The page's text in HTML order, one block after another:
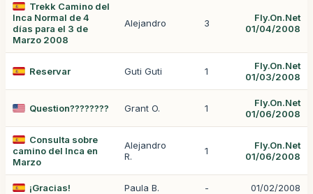
Trekk Camino del
Inca Normal de 4
días para el 3 de
Marzo 2008
Alejandro 3
Fly.On.Net
01/04/2008
Reservar Guti Guti 1
Fly.On.Net
01/03/2008
Question???????? Grant O. 1
Fly.On.Net
01/06/2008
Consulta sobre
camino del Inca en
Marzo
Alejandro
R.
1
Fly.On.Net
01/06/2008
¡Gracias! Paula B. - 01/02/2008